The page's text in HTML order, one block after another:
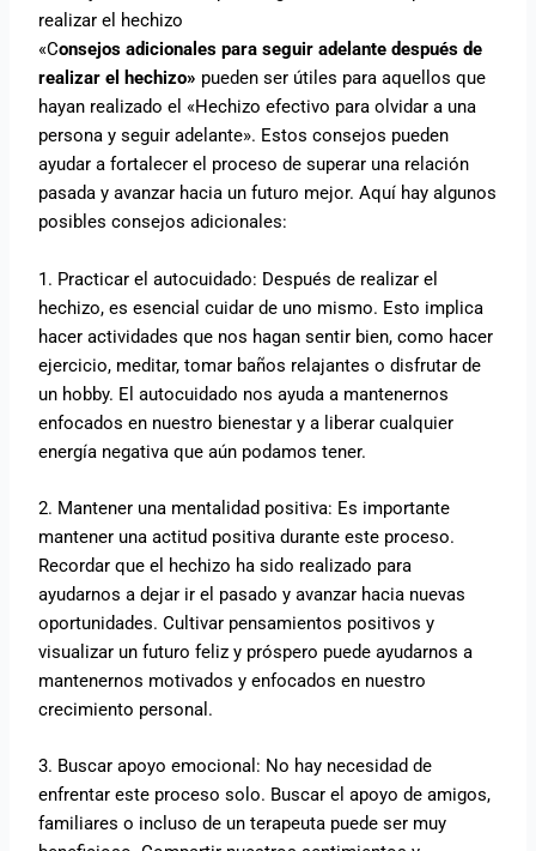
realizar el hechizo
«Consejos adicionales para seguir adelante después de
realizar el hechizo» pueden ser útiles para aquellos que
hayan realizado el «Hechizo efectivo para olvidar a una
persona y seguir adelante». Estos consejos pueden
ayudar a fortalecer el proceso de superar una relación
pasada y avanzar hacia un futuro mejor. Aquí hay algunos
posibles consejos adicionales:
1. Practicar el autocuidado: Después de realizar el
hechizo, es esencial cuidar de uno mismo. Esto implica
hacer actividades que nos hagan sentir bien, como hacer
ejercicio, meditar, tomar baños relajantes o disfrutar de
un hobby. El autocuidado nos ayuda a mantenernos
enfocados en nuestro bienestar y a liberar cualquier
energía negativa que aún podamos tener.
2. Mantener una mentalidad positiva: Es importante
mantener una actitud positiva durante este proceso.
Recordar que el hechizo ha sido realizado para
ayudarnos a dejar ir el pasado y avanzar hacia nuevas
oportunidades. Cultivar pensamientos positivos y
visualizar un futuro feliz y próspero puede ayudarnos a
mantenernos motivados y enfocados en nuestro
crecimiento personal.
3. Buscar apoyo emocional: No hay necesidad de
enfrentar este proceso solo. Buscar el apoyo de amigos,
familiares o incluso de un terapeuta puede ser muy